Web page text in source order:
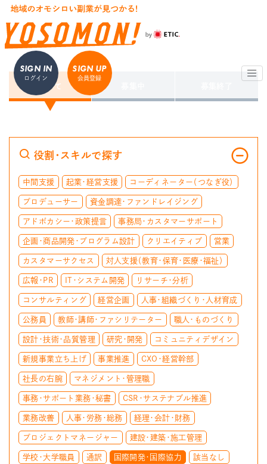
SIGN IN
ログイン
SIGN UP
会員登録
すべて
役割・スキルで探す
中間支援 起業・経営支援 コーディネーター（つなぎ役）
プロデューサー 資金調達・ファンドレイジング
アドボカシー・政策提言 事務局・カスタマーサポート
企画・商品開発・プログラム設計 クリエイティブ 営業
カスタマーサクセス 対人支援（教育・保育・医療・福祉）
広報・PR IT・システム開発 リサーチ・分析
コンサルティング 経営企画 人事・組織づくり・人材育成
公務員 教師・講師・ファシリテーター 職人・ものづくり
設計・技術・品質管理 研究・開発 コミュニティデザイン
新規事業立ち上げ 事業推進 CXO・経営幹部
社長の右腕 マネジメント・管理職
事務・サポート業務・秘書 CSR・サステナブル推進
業務改善 人事・労務・総務 経理・会計・財務
プロジェクトマネージャー 建設・建築・施工管理
学校・大学職員 通訳 国際開発・国際協力 該当なし